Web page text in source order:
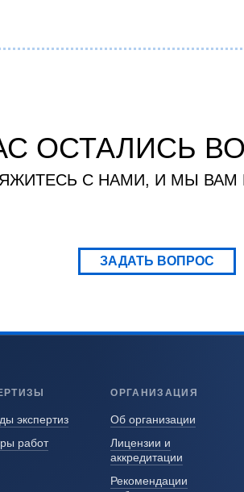
ОСТАЛИСЬ
С НАМИ, И МЫ
ЗАДАТЬ ВОПРОС
экспертиз
работ
ОРГАНИЗАЦИЯ
Об организации
Лицензии и
аккредитации
Рекомендации